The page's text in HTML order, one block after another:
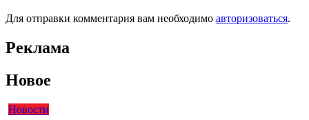
Для отправки комментария вам необходимо авторизоваться.
Реклама
Новое
Новости